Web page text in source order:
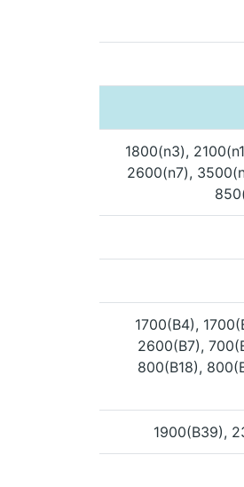
1800(n3),
2600(n7),
1700(B4),
2600(B7),
800(B18),
1900(B39),